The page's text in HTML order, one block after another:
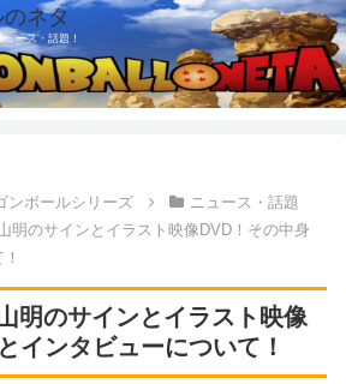
ネタ
ース・話題！
ンボールシリーズ
ニュース・話題
明のサインとイラスト映像DVD！その中身
明のサインとイラスト映像
インタビューについて！